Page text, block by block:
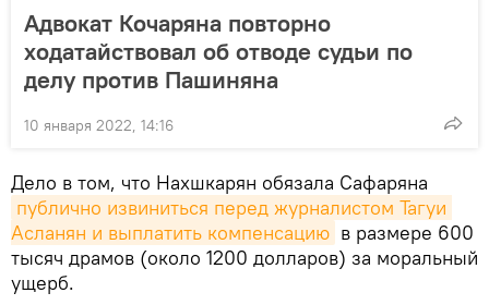
Адвокат Кочаряна повторно
ходатайствовал об отводе судьи по
делу против Пашиняна
10 января 2022, 14:16
Дело в том, что Нахшкарян обязала Сафаряна
публично извиниться перед журналистом Тагуи
Асланян и выплатить компенсацию в размере 600
тысяч драмов (около 1200 долларов) за моральный
ущерб.